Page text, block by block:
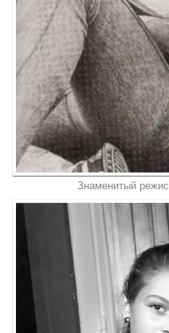
Знаменитый